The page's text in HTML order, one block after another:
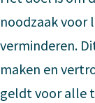
noodzaak voor
verminderen.
maken en
geldt voor alle